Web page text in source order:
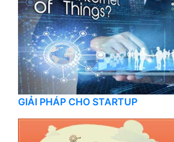
GIẢI PHÁP CHO STARTUP